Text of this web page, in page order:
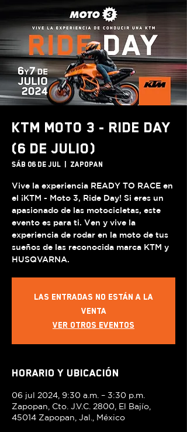
KTM Moto 3 - Ride Day
(6 de Julio)
sáb 06 de jul Zapopan
Vive la experiencia READY TO RACE en
el ¡KTM - Moto 3, Ride Day! Si eres un
apasionado de las motocicletas, este
evento es para ti. Ven y vive la
experiencia de rodar en la moto de tus
sueños de las reconocida marca KTM y
HUSQVARNA.
Las entradas no están a la
venta
Ver otros eventos
Horario y ubicación
06 jul 2024, 9:30 a.m. – 3:30 p.m.
Zapopan, Cto. J.V.C. 2800, El Bajío,
45014 Zapopan, Jal., México